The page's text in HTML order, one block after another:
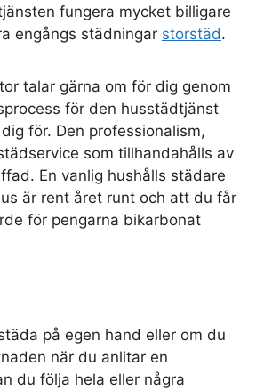
fungera mycket billigare
engångs städningar storstäd.
talar gärna om för dig genom
för den husstädtjänst
för. Den professionalism,
som tillhandahålls av
En vanlig hushålls städare
är rent året runt och att du får
för pengarna bikarbonat
på egen hand eller om du
när du anlitar en
du följa hela eller några